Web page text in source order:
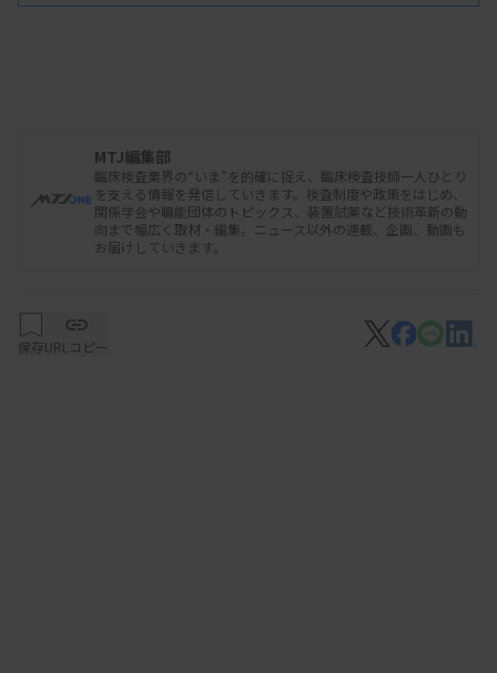
伝学検査では、患者から1回に採取した検体で複数
の遺伝子疾患検査を実施した場合に、一定点数の加
算を認める。
医療費適正化への対応では、衛生検査所検査料金
調査に基づき、外注検査の実勢価格と保険償還価格
MTJ編集部
臨床検査業界の“いま”を的確に捉え、臨床検査技師一人ひとり
を支える情報を発信していきます。検査制度や政策をはじめ、
関係学会や職能団体のトピックス、装置試薬など技術革新の動
向まで幅広く取材・編集。ニュース以外の連載、企画、動画も
お届けしていきます。
保存URLコピー